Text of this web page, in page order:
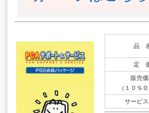
品
定
販売
（１０％Ｏ
サービ